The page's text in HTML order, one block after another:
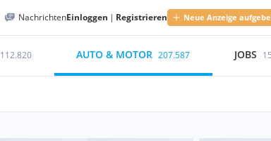
NachrichtenEinloggen | Registrieren Neue Anzeige
112.820 AUTO & MOTOR 207.587 JOBS